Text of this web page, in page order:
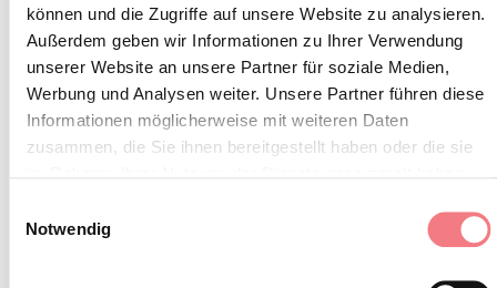
können und die Zugriffe auf unsere Website zu analysieren.
Außerdem geben wir Informationen zu Ihrer Verwendung
unserer Website an unsere Partner für soziale Medien,
Werbung und Analysen weiter. Unsere Partner führen diese
Informationen möglicherweise mit weiteren Daten
zusammen, die Sie ihnen bereitgestellt haben oder die sie
Notwendig
Dauer der Erfahrung: 7/8 Stunden
INFORMATIONEN ANFORDERN